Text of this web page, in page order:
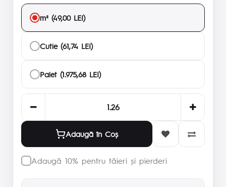
m² (49,00 LEI)
Cutie (61,74 LEI)
Palet (1.975,68 LEI)
Adaugă în Coş
Adaugă 10% pentru tăieri și pierderi